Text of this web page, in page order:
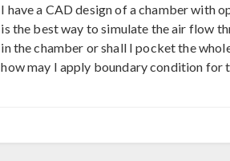
I have a CAD design of a chamber with
is the best way to simulate the air flow
in the chamber or shall I pocket the
how may I apply boundary condition for